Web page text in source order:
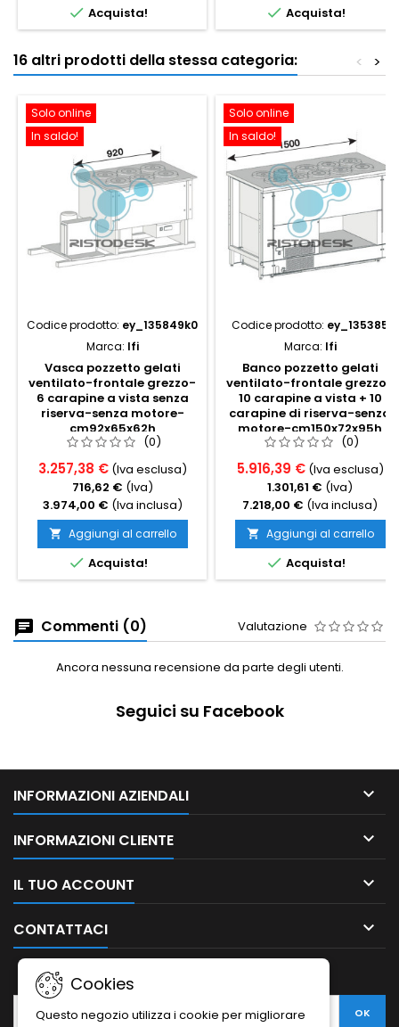
 Acquista!  Acquista!
16 altri prodotti della stessa categoria: >
<
Solo online
In saldo!
Codice prodotto: ey_135849k0
Marca: Ifi
Vasca pozzetto gelati
ventilato-frontale grezzo-
6 carapine a vista senza
riserva-senza motore-
cm92x65x62h
(0)
3.257,38 € (Iva esclusa)
716,62 € (Iva)
3.974,00 € (Iva inclusa)
 Aggiungi al carrello
 Acquista!
Solo online
In saldo!
Codice prodotto: ey_135385
Marca: Ifi
Banco pozzetto gelati
ventilato-frontale grezzo-
10 carapine a vista + 10
carapine di riserva-senza
motore-cm150x72x95h
(0)
5.916,39 € (Iva esclusa)
1.301,61 € (Iva)
7.218,00 € (Iva inclusa)
 Aggiungi al carrello
 Acquista!
Commenti (0) Valutazione
Ancora nessuna recensione da parte degli utenti.
Seguici su Facebook
INFORMAZIONI AZIENDALI 
INFORMAZIONI CLIENTE 
IL TUO ACCOUNT 
CONTATTACI 
Cookies
Questo negozio utilizza i cookie per migliorare